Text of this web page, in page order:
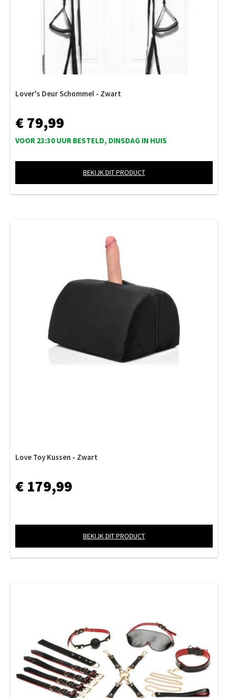
Lover's Deur Schommel - Zwart
€ 79,99
VOOR 23:30 UUR BESTELD, DINSDAG IN HUIS
BEKIJK DIT PRODUCT
Love Toy Kussen - Zwart
€ 179,99
BEKIJK DIT PRODUCT